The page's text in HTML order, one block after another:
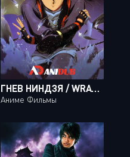
ГНЕВ НИНДЗЯ / WRATH OF THE NINJA
Аниме Фильмы